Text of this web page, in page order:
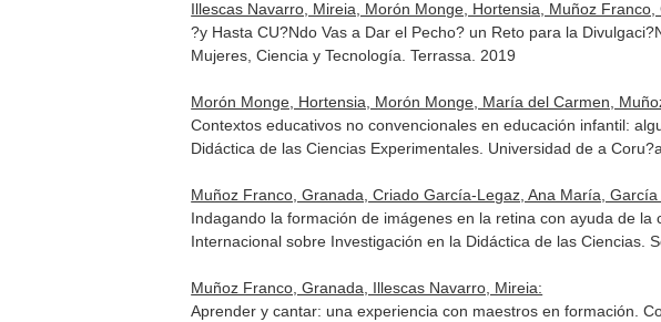
Illescas Navarro, Mireia, Morón Monge, Hortensia, Muñoz Franco,
?y Hasta CU?Ndo Vas a Dar el Pecho? un Reto para la
Mujeres, Ciencia y Tecnología. Terrassa. 2019
Morón Monge, Hortensia, Morón Monge, María del Carmen,
Contextos educativos no convencionales en educación infantil:
Didáctica de las Ciencias Experimentales. Universidad de a
Muñoz Franco, Granada, Criado García-Legaz, Ana María,
Indagando la formación de imágenes en la retina con ayuda de
Internacional sobre Investigación en la Didáctica de las Ciencias.
Muñoz Franco, Granada, Illescas Navarro, Mireia:
Aprender y cantar: una experiencia con maestros en formación.